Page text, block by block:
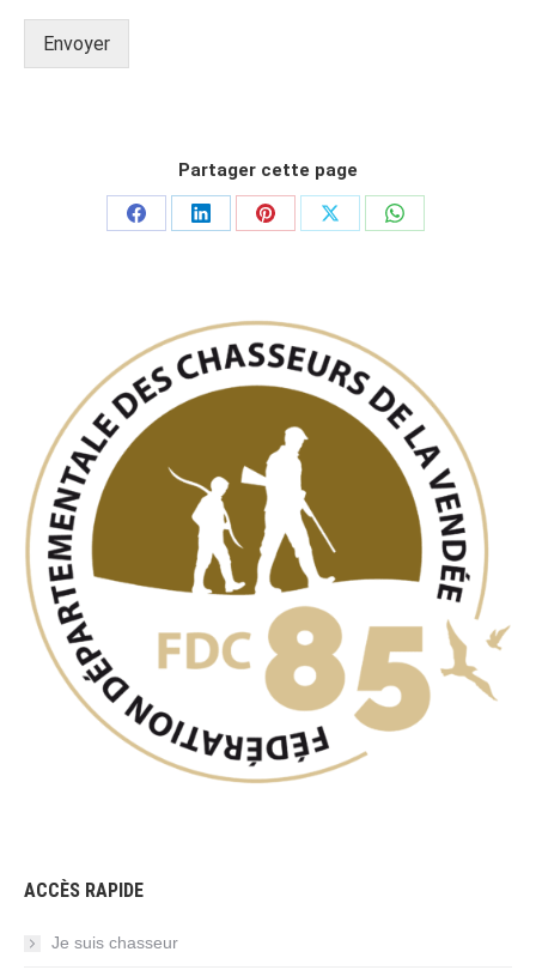
Envoyer
Partager cette page
PartagerPartagerPartagerPartagerPartager
ACCÈS RAPIDE
Je suis chasseur